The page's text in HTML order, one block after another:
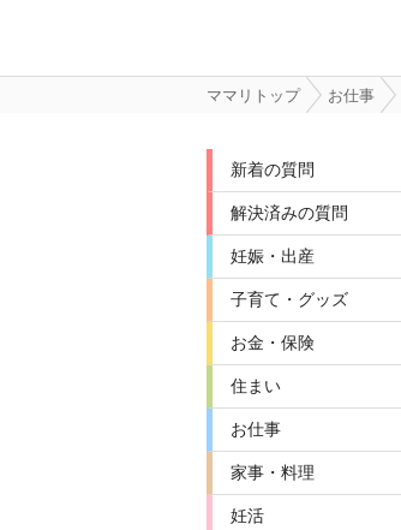
ママリトップ お仕事
新着の質問
解決済みの質問
妊娠・出産
子育て・グッズ
お金・保険
住まい
お仕事
家事・料理
妊活